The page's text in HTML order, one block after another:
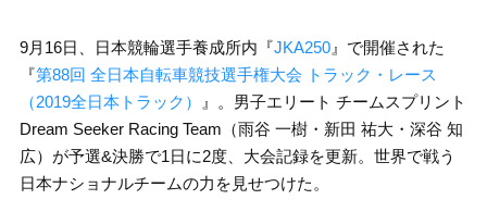
9月16日、日本競輪選手養成所内『JKA250』で開催された
『第88回 全日本自転車競技選手権大会 トラック・レース
（2019全日本トラック）
』。男子エリート チームスプリント
Dream Seeker Racing Team（雨谷 一樹・新田 祐大・深谷 知
広）が予選&決勝で1日に2度、大会記録を更新。世界で戦う
日本ナショナルチームの力を見せつけた。